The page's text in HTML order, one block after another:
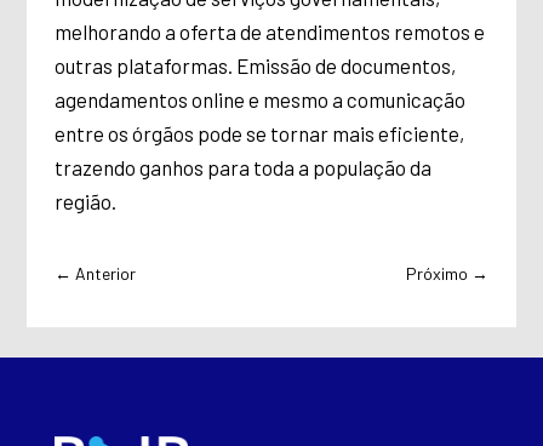
melhorando a oferta de atendimentos remotos e
outras plataformas. Emissão de documentos,
agendamentos online e mesmo a comunicação
entre os órgãos pode se tornar mais eficiente,
trazendo ganhos para toda a população da
região.
← Anterior Próximo →